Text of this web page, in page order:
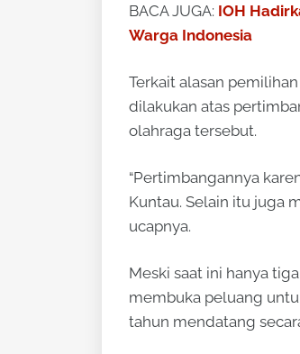
BACA JUGA: IOH
Warga Indonesia
Terkait alasan
dilakukan atas
olahraga tersebut.
“Pertimbangannya
Kuntau. Selain itu juga
ucapnya.
Meski saat ini hanya
membuka peluang
tahun mendatang